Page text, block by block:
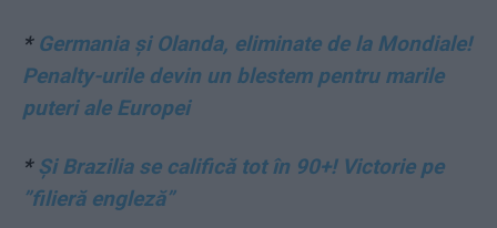
* Germania și Olanda, eliminate de la Mondiale!
Penalty-urile devin un blestem pentru marile
puteri ale Europei
* Și Brazilia se califică tot în 90+! Victorie pe
”filieră engleză”